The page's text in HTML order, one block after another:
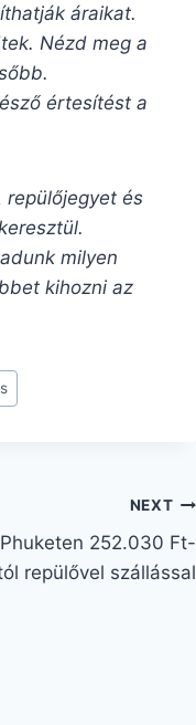
áraikat.
Nézd meg a
értesítést a
repülőjegyet és
milyen
kihozni az
NEXT
252.030 Ft-
repülővel szállással